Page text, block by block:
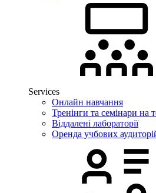
Services
Онлайн навчання
Тренінги та семінари на
Віддалені лабораторії
Оренда учбових